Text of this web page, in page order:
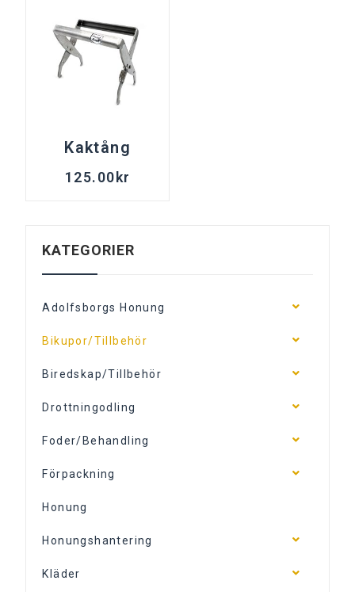
Kaktång
125.00 kr
KATEGORIER
Adolfsborgs Honung
Bikupor/Tillbehör
Biredskap/Tillbehör
Drottningodling
Foder/Behandling
Förpackning
Honung
Honungshantering
Kläder